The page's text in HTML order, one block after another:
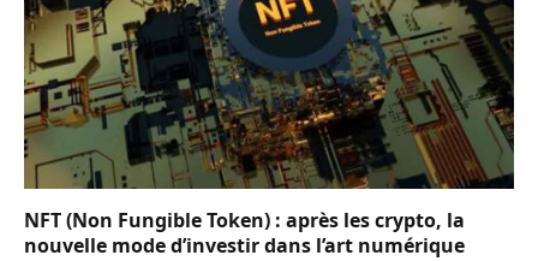
NFT (Non Fungible Token) : après les crypto, la
nouvelle mode d’investir dans l’art numérique